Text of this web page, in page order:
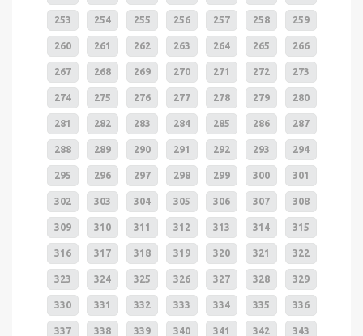
253 254 255 256 257 258 259
260 261 262 263 264 265 266
267 268 269 270 271 272 273
274 275 276 277 278 279 280
281 282 283 284 285 286 287
288 289 290 291 292 293 294
295 296 297 298 299 300 301
302 303 304 305 306 307 308
309 310 311 312 313 314 315
316 317 318 319 320 321 322
323 324 325 326 327 328 329
330 331 332 333 334 335 336
337 338 339 340 341 342 343